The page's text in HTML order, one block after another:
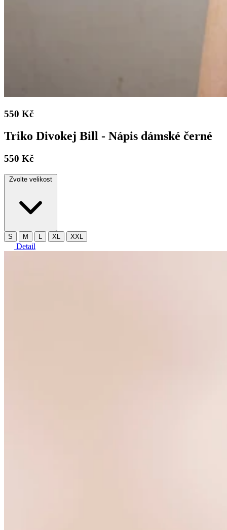
550 Kč
Triko Divokej Bill - Nápis dámské černé
550 Kč
Zvolte velikost
S M L XL XXL
Detail